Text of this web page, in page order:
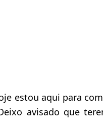
estou aqui para
avisado que